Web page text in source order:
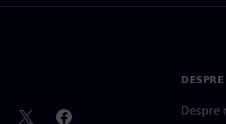
Despre